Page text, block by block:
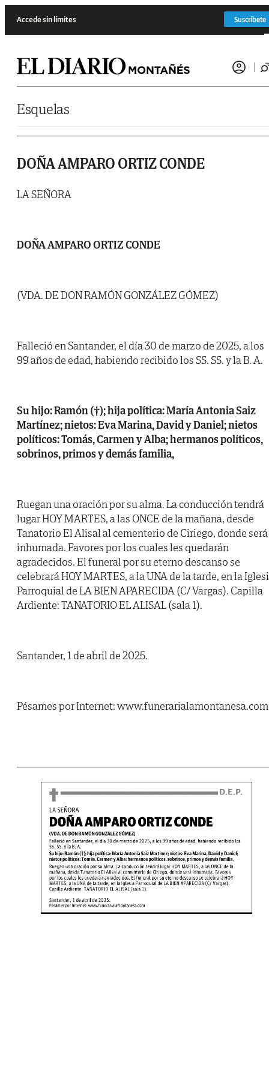
Accede sin límites Suscríbete
Esquelas
DOÑA AMPARO ORTIZ CONDE
LA SEÑORA
DOÑA AMPARO ORTIZ CONDE
(VDA. DE DON RAMÓN GONZÁLEZ GÓMEZ)
Falleció en Santander, el día 30 de marzo de 2025, a los
99 años de edad, habiendo recibido los SS. SS. y la B. A.
Su hijo: Ramón (†); hija política: María Antonia Saiz
Martínez; nietos: Eva Marina, David y Daniel; nietos
políticos: Tomás, Carmen y Alba; hermanos políticos,
sobrinos, primos y demás familia,
Ruegan una oración por su alma. La conducción tendrá
lugar HOY MARTES, a las ONCE de la mañana, desde
Tanatorio El Alisal al cementerio de Ciriego, donde será
inhumada. Favores por los cuales les quedarán
agradecidos. El funeral por su eterno descanso se
celebrará HOY MARTES, a la UNA de la tarde, en la
Parroquial de LA BIEN APARECIDA (C/ Vargas). Capilla
Ardiente: TANATORIO EL ALISAL (sala 1).
Santander, 1 de abril de 2025.
Pésames por Internet: www.funerarialamontanesa.com